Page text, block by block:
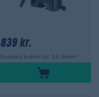
839 kr.
Sendes inden for 24 timer!